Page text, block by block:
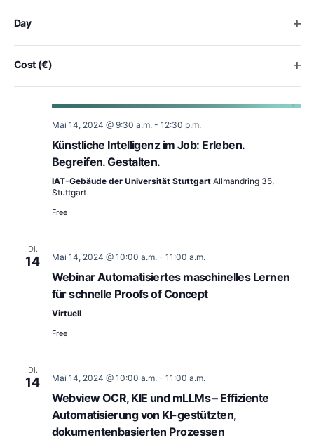
the
list
events
to
Day
Cost (€)
14
Mai 14, 2024 @ 9:30 a.m.- 12:30 p.m.
Künstliche Intelligenz im Job: Erleben.
Begreifen. Gestalten.
IAT-Gebäude der Universität Stuttgart Allmandring 35,
Stuttgart
Free
DI.
14 Mai 14, 2024 @ 10:00 a.m.- 11:00 a.m.
Webinar Automatisiertes maschinelles Lernen
für schnelle Proofs of Concept
Virtuell
Free
DI.
14 Mai 14, 2024 @ 10:00 a.m.- 11:00 a.m.
Webview OCR, KIE und mLLMs – Effiziente
Automatisierung von KI-gestützten,
dokumentenbasierten Prozessen